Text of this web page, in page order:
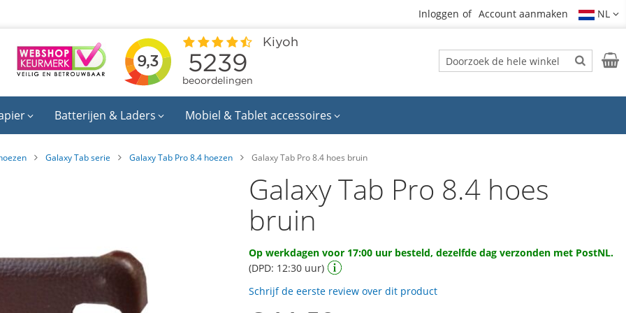
Inloggen Account aanmaken NL
Zoek
Zoek
Batterijen & Laders Mobiel & Tablet accessoires
Galaxy Tab serie Galaxy Tab Pro 8.4 hoezen Galaxy Tab Pro 8.4 hoes bruin
Galaxy Tab Pro 8.4 hoes
bruin
Op werkdagen voor 17:00 uur besteld, dezelfde dag verzonden met PostNL.
(DPD: 12:30 uur)
Schrijf de eerste review over dit product